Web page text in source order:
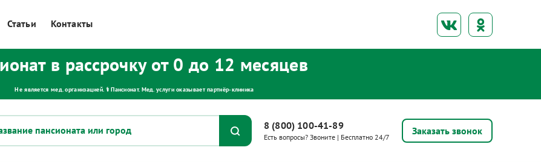
Статьи Контакты
в рассрочку от 0 до 12 месяцев
Не является мед. организацией. ⚕ Пансионат. Мед. услуги оказывает партнёр‑клиника
8 (800) 100-41-89
Есть вопросы? Звоните | Бесплатно 24/7
Заказать звонок